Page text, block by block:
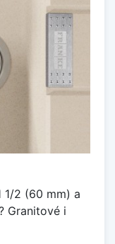
1/2 (60 mm) a
Granitové i